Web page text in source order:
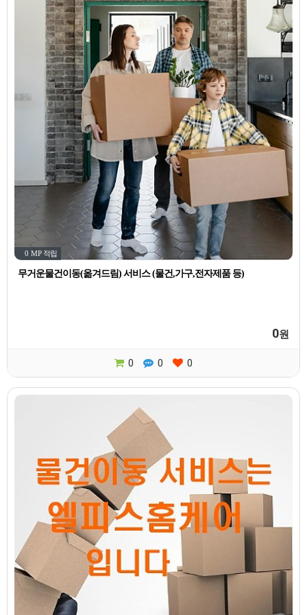
0 MP 적립
무거운물건이동(옮겨드림) 서비스 (물건,가구,전자제품 등)
0원
0 0 0